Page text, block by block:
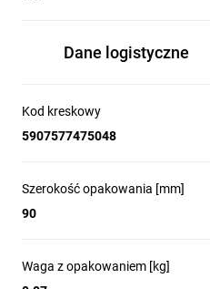
Dane logistyczne
Kod kreskowy
5907577475048
Szerokość opakowania [mm]
90
Waga z opakowaniem [kg]